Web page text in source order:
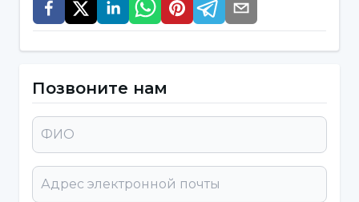
Рвота
Как диагностируется
вестибулярный неврит?
Одним из важных факторов в диагностике
заболевания является анамнез. Кроме того,
диагноз устанавливается с помощью
физикального осмотра, слуховых тестов,
Позвоните нам